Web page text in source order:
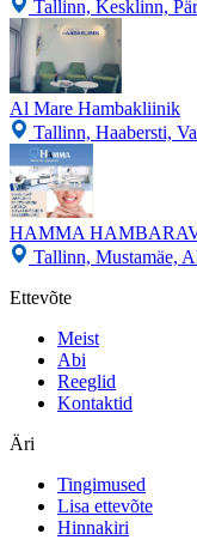
Tallinn, Kesklinn,
Al Mare Hambakliinik
Tallinn, Haabersti,
HAMMA
Tallinn, Mustamäe,
Ettevõte
Meist
Abi
Reeglid
Kontaktid
Äri
Tingimused
Lisa ettevõte
Hinnakiri